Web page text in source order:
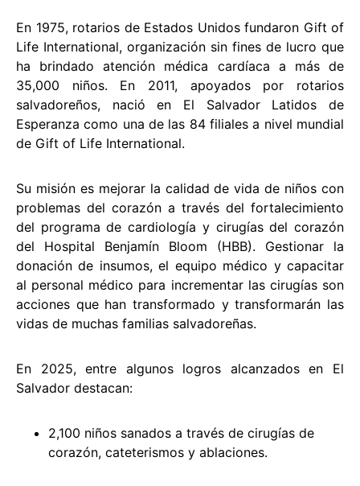
En 1975, rotarios de Estados Unidos fundaron Gift of
Life International, organización sin fines de lucro que
ha brindado atención médica cardíaca a más de
35,000 niños. En 2011, apoyados por rotarios
salvadoreños, nació en El Salvador Latidos de
Esperanza como una de las 84 filiales a nivel mundial
de Gift of Life International.
Su misión es mejorar la calidad de vida de niños con
problemas del corazón a través del fortalecimiento
del programa de cardiología y cirugías del corazón
del Hospital Benjamín Bloom (HBB). Gestionar la
donación de insumos, el equipo médico y capacitar
al personal médico para incrementar las cirugías son
acciones que han transformado y transformarán las
vidas de muchas familias salvadoreñas.
En 2025, entre algunos logros alcanzados en El
Salvador destacan:
2,100 niños sanados a través de cirugías de
corazón, cateterismos y ablaciones.